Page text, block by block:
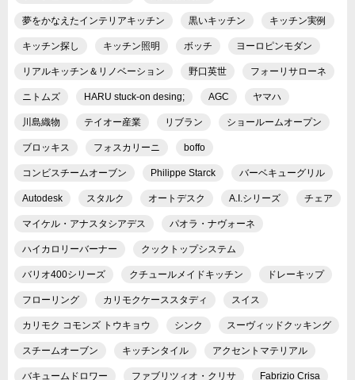
夢をかなえたインテリアキッチン 黒いキッチン キッチン実例
キッチン探し キッチン照明 ボッチ ヨーロピンモダン
リアルキッチン＆リノベーション 野口英世 フォーリサローネ
ニトムズ HARU stuck-on desing; AGC ヤマハ
川島織物 テイオー産業 リブラン ショールームオープン
ブロッキス フォスカリーニ boffo
コンビスチームオーブン Philippe Starck バーベキューグリル
Autodesk スタルク オートデスク A.I.シリーズ チェア
マイケル・アナスタシアデス パオラ・ナヴォーネ
ハイカロリーバーナー クックトップシステム
バリオ400シリーズ クチュールメイドキッチン ドレーキップ
フローリング カリモクケーススタディ スイス
カリモク コモンズ トウキョウ シンク スーヴィッドクッキング
スチームオーブン キッチンタイル アクセントマテリアル
バキュームドロワー ファブリツィオ・クリサ Fabrizio Crisa